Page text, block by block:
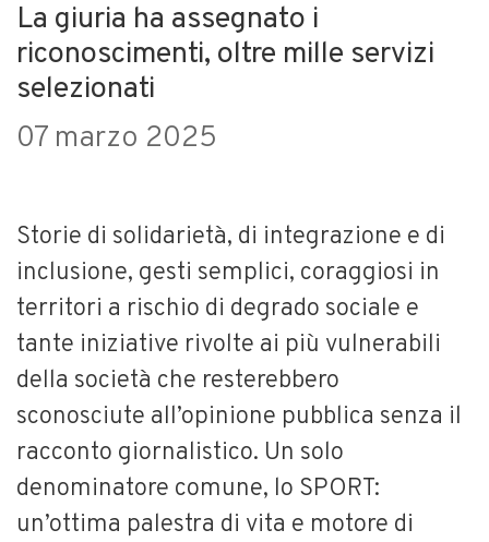
La giuria ha assegnato i
riconoscimenti, oltre mille servizi
selezionati
07 marzo 2025
Storie di solidarietà, di integrazione e di
inclusione, gesti semplici, coraggiosi in
territori a rischio di degrado sociale e
tante iniziative rivolte ai più vulnerabili
della società che resterebbero
sconosciute all’opinione pubblica senza il
racconto giornalistico. Un solo
denominatore comune, lo SPORT:
un’ottima palestra di vita e motore di